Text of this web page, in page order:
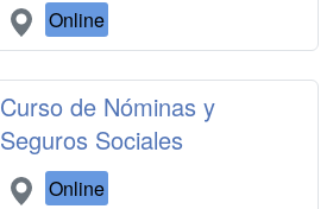
Online
Curso de Nóminas y
Seguros Sociales
Online